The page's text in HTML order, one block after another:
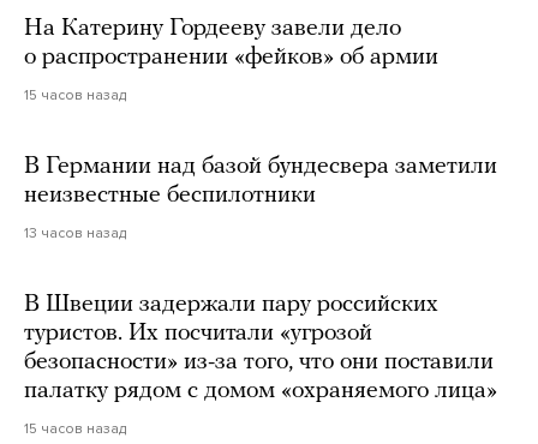
На Катерину Гордееву завели дело
о распространении «фейков» об армии
15 часов назад
В Германии над базой бундесвера заметили
неизвестные беспилотники
13 часов назад
В Швеции задержали пару российских
туристов. Их посчитали «угрозой
безопасности» из-за того, что они поставили
палатку рядом с домом «охраняемого лица»
15 часов назад